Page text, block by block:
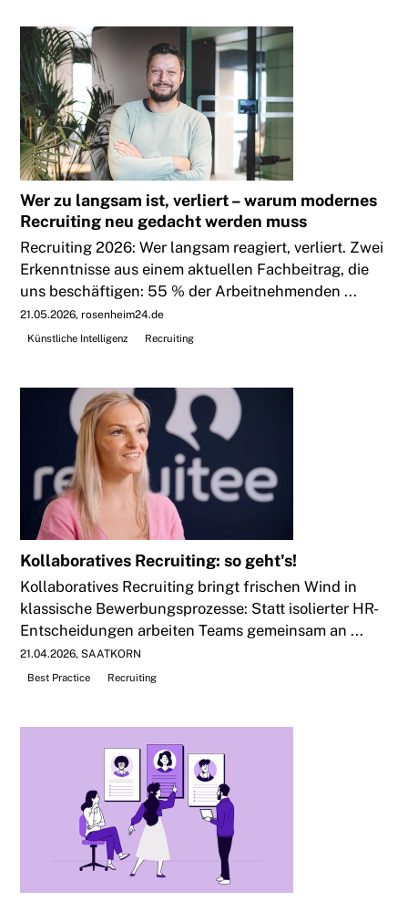
Wer zu langsam ist, verliert – warum modernes
Recruiting neu gedacht werden muss
Recruiting 2026: Wer langsam reagiert, verliert. Zwei
Erkenntnisse aus einem aktuellen Fachbeitrag, die
uns beschäftigen: 55 % der Arbeitnehmenden ...
21.05.2026 rosenheim24.de
Künstliche Intelligenz
Recruiting
Kollaboratives Recruiting: so geht's!
Kollaboratives Recruiting bringt frischen Wind in
klassische Bewerbungsprozesse: Statt isolierter HR-
Entscheidungen arbeiten Teams gemeinsam an ...
21.04.2026 SAATKORN
Best Practice
Recruiting